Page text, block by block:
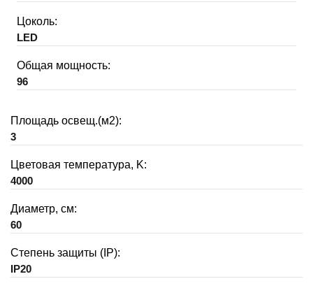
Цоколь:
LED
Общая мощность:
96
Площадь освещ.(м2):
3
Цветовая температура, K:
4000
Диаметр, см:
60
Степень защиты (IP):
IP20